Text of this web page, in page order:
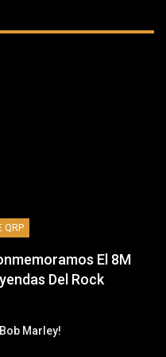
QRP
El 8M
Del Rock
Marley!